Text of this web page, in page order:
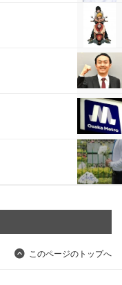
このページのトップへ